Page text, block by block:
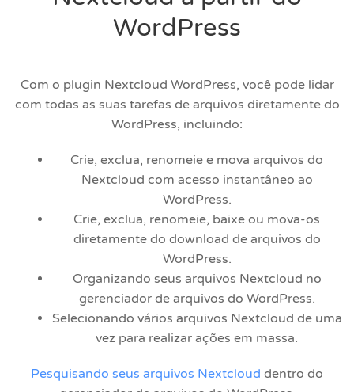
WordPress
Com o plugin Nextcloud WordPress, você pode lidar
com todas as suas tarefas de arquivos diretamente do
WordPress, incluindo:
Crie, exclua, renomeie e mova arquivos do
Nextcloud com acesso instantâneo ao
WordPress.
Crie, exclua, renomeie, baixe ou mova-os
diretamente do download de arquivos do
WordPress.
Organizando seus arquivos Nextcloud no
gerenciador de arquivos do WordPress.
Selecionando vários arquivos Nextcloud de uma
vez para realizar ações em massa.
Pesquisando seus arquivos Nextcloud dentro do